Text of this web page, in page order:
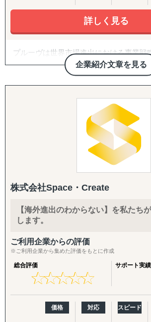
また、他社が関わる分野の調査というこ
や守秘義務も徹底遵守しています。その
トからも大変好評をいただいております
③アライアンス支援
双方に適切なパートナーシップ構築であ
数多くの企業と提携を結んでいる弊社が
ートナーをご提案させていただきます。
海外進出をご検討されている企業さまに
ているサービスの1つです。
「はじめての国・地域」だからこそ、事
は、協業することは重要な要素となって
自信をもって、提携企業様をご提案させ
で、ぜひ一度ご相談ください。
3. 越境EC支援（B2C）
米国Amazonを中心に、アカウント開設
した物流設計、運用・販促・販売データ
貫で対応。Walmart ECや自社EC（
4. 規制対応（FDA）・国際物流
食品・化粧品の米国販売に不可欠なFDA
録・成分レビュー・英語ラベル診断/作成
ト代行・全般コンサルティングまでカバ
入代行、現地倉庫・物流オペレーション
5. 戦略パートナーとしての伴走
社内に海外事業の専門人材がいない企業
CEO/COOがプロジェクトマネージャー
し、責任を持って成果にコミットします。
【海外進出パッケージ（ライト）】
海外展開の「最初の一歩」として、有望
査・現地規制調査・初期戦略設計・初期
でを短期集中で実施。方向性を明確にし
つなげます。
【海外進出パッケージ（米国）】
日本から海外への展開支援だけでなく、
輸入→保管→ピッキング→発送までのワ
、EC販売やオムニチャネル展開もスムー
海外（台湾・タイ・シンガポール他）で
グローバル輸出入サポート（コンテナ手
現地マーケットリサーチ・プロモーショ
特殊貨物（食品、植物、生物等）の輸出
展示会・商談会の出展代行・同行サポート
EC向け国際物流管理（保管・ピッキング
「貿易をしたくてもできない」という壁
中小企業でも海外市場で成功できるよう
をもってサポートします。
特に台湾市場では、日本製品への高い信
ビジネスチャンスが広がっています。
挑戦を迷っている方、まずはお気軽にご
貴社の製品・サービスの強みを活かした
の海外展開戦略をご提案いたします。
詳しく見る
企業紹介文章を見る
プルーヴは世界市場進出における事業戦
サポートを行っている企業です。
「グローバルを身近に」をミッションと
に精通したコンサルタントと「現地パー
連携による「現地のリアルな情報」を基
業様の世界市場への挑戦を成功へと導き
株式会社Space・Create
【海外進出のわからない】を私たち
します。
ご利用企業からの評価
※ご利用企業から集めた評価をもとに作成
総合評価
★★★★★
★★★★★
サポート実
価格 対応 スピード